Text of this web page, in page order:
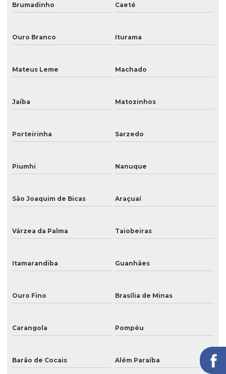
Brumadinho Caeté
Ouro Branco Iturama
Mateus Leme Machado
Jaíba Matozinhos
Porteirinha Sarzedo
Piumhi Nanuque
São Joaquim de Bicas Araçuaí
Várzea da Palma Taiobeiras
Itamarandiba Guanhães
Ouro Fino Brasília de Minas
Carangola Pompéu
Barão de Cocais Além Paraíba